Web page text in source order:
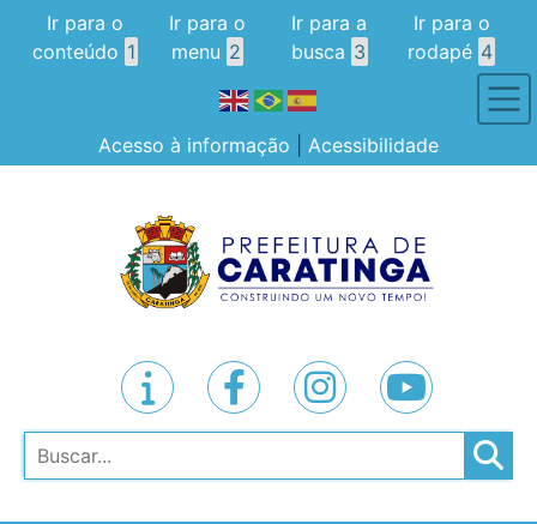
Ir para o
conteúdo 1
Ir para o
menu 2
Ir para a
busca 3
Ir para o
rodapé 4
Acesso à informação Acessibilidade
Pesquisar